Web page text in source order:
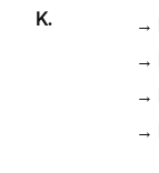
K. →
→
→
→